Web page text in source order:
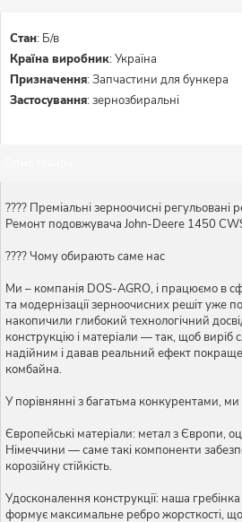
Стан: Б/в
Країна виробник:Україна
Призначення:Запчастини для бункера
Застосування:зернозбиральні
???? Преміальні зерноочисні регульовані
Ремонт подовжувача John-Deere 1450
???? Чому обирають саме нас
Ми – компанія DOS-AGRO, і працюємо в
та модернізації зерноочисних решіт уже
накопичили глибокий технологічний
конструкцію і матеріали — так, щоб виріб
надійним і давав реальний ефект
комбайна.
У порівнянні з багатьма конкурентами,
Європейські матеріали: метал з Європи,
Німеччини — саме такі компоненти
корозійну стійкість.
Удосконалення конструкції: наша
формує максимальне ребро жорсткості, що